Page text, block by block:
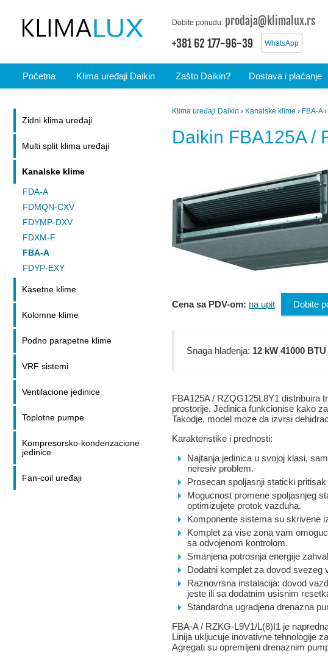
Dobite ponudu: prodaja@klimalux.rs
+381 62 177-96-39
WhatsApp
Početna Klima uređaji Daikin Zašto Daikin? Dostava i plaćanje
Klima uređaji Daikin › Kanalske klime › FBA-A›
Daikin FBA125A /
Cena sa PDV-om: na upit Dobite
Snaga hlađenja: 12 kW 41000 BTU
FBA125A / RZQG125L8Y1 distribuira
prostorije. Jedinica funkcionise kako
Takodje, model moze da izvrsi
Karakteristike i prednosti:
Najtanja jedinica u svojoj klasi,
neresiv problem.
Prosecan spoljasnji staticki
Mogucnost promene spoljasnjeg
optimizujete protok vazduha.
Komponente sistema su skrivene
Komplet za vise zona vam
sa odvojenom kontrolom.
Smanjena potrosnja energije
Dodatni komplet za dovod svezeg
Raznovrsna instalacija: dovod
jeste ili sa dodatnim usisnim
Standardna ugradjena drenazna
FBA-A / RZKG-L9V1/L(8)I1 je
Linija ukljucuje inovativne tehnologije
Agregati su opremljeni drenaznim
Zidni klima uređaji
Multi split klima uređaji
Kanalske klime
FDA-A
FDMQN-CXV
FDYMP-DXV
FDXM-F
FBA-A
FDYP-EXY
Kasetne klime
Kolomne klime
Podno parapetne klime
VRF sistemi
Ventilacione jedinice
Toplotne pumpe
Kompresorsko-kondenzacione
jedinice
Fan-coil uređaji